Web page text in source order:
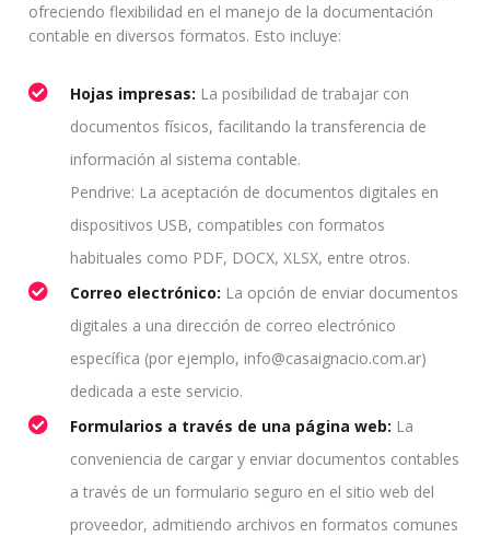
ofreciendo flexibilidad en el manejo de la documentación
contable en diversos formatos. Esto incluye:
Hojas impresas: La posibilidad de trabajar con
documentos físicos, facilitando la transferencia de
información al sistema contable.
Pendrive: La aceptación de documentos digitales en
dispositivos USB, compatibles con formatos
habituales como PDF, DOCX, XLSX, entre otros.
Correo electrónico: La opción de enviar documentos
digitales a una dirección de correo electrónico
específica (por ejemplo, info@casaignacio.com.ar)
dedicada a este servicio.
Formularios a través de una página web: La
conveniencia de cargar y enviar documentos contables
a través de un formulario seguro en el sitio web del
proveedor, admitiendo archivos en formatos comunes